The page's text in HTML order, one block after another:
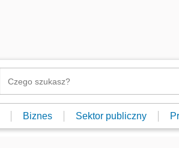
Biznes Sektor publiczny